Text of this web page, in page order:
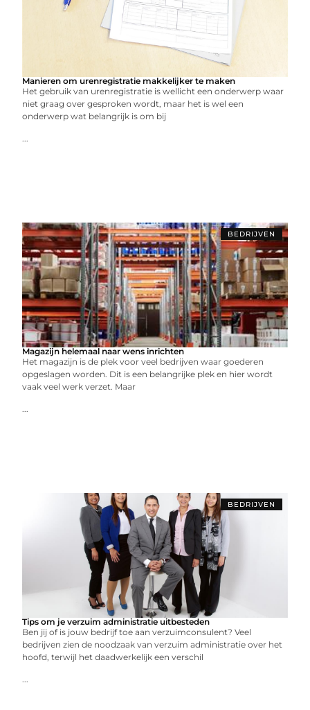
Manieren om urenregistratie makkelijker te maken
Het gebruik van urenregistratie is wellicht een onderwerp waar
niet graag over gesproken wordt, maar het is wel een
onderwerp wat belangrijk is om bij
...
BEDRIJVEN
Magazijn helemaal naar wens inrichten
Het magazijn is de plek voor veel bedrijven waar goederen
opgeslagen worden. Dit is een belangrijke plek en hier wordt
vaak veel werk verzet. Maar
...
BEDRIJVEN
Tips om je verzuim administratie uitbesteden
Ben jij of is jouw bedrijf toe aan verzuimconsulent? Veel
bedrijven zien de noodzaak van verzuim administratie over het
hoofd, terwijl het daadwerkelijk een verschil
...